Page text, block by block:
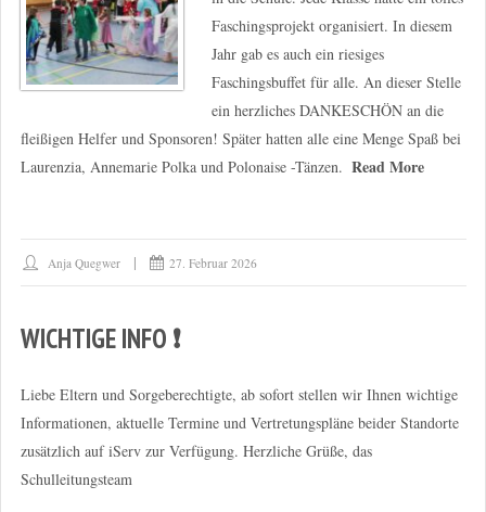
Faschingsprojekt organisiert. In diesem
Jahr gab es auch ein riesiges
Faschingsbuffet für alle. An dieser Stelle
ein herzliches DANKESCHÖN an die
fleißigen Helfer und Sponsoren! Später hatten alle eine Menge Spaß bei
Laurenzia, Annemarie Polka und Polonaise -Tänzen. Read More
Anja Quegwer 27. Februar 2026
WICHTIGE INFO ❗
Liebe Eltern und Sorgeberechtigte, ab sofort stellen wir Ihnen wichtige
Informationen, aktuelle Termine und Vertretungspläne beider Standorte
zusätzlich auf iServ zur Verfügung. Herzliche Grüße, das
Schulleitungsteam